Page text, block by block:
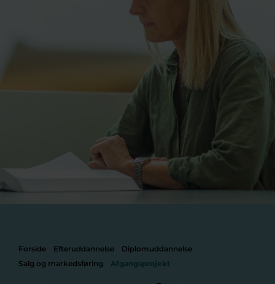
Forside Efteruddannelse
Diplomuddannelse
Salg og markedsføring
Afgangsprojekt